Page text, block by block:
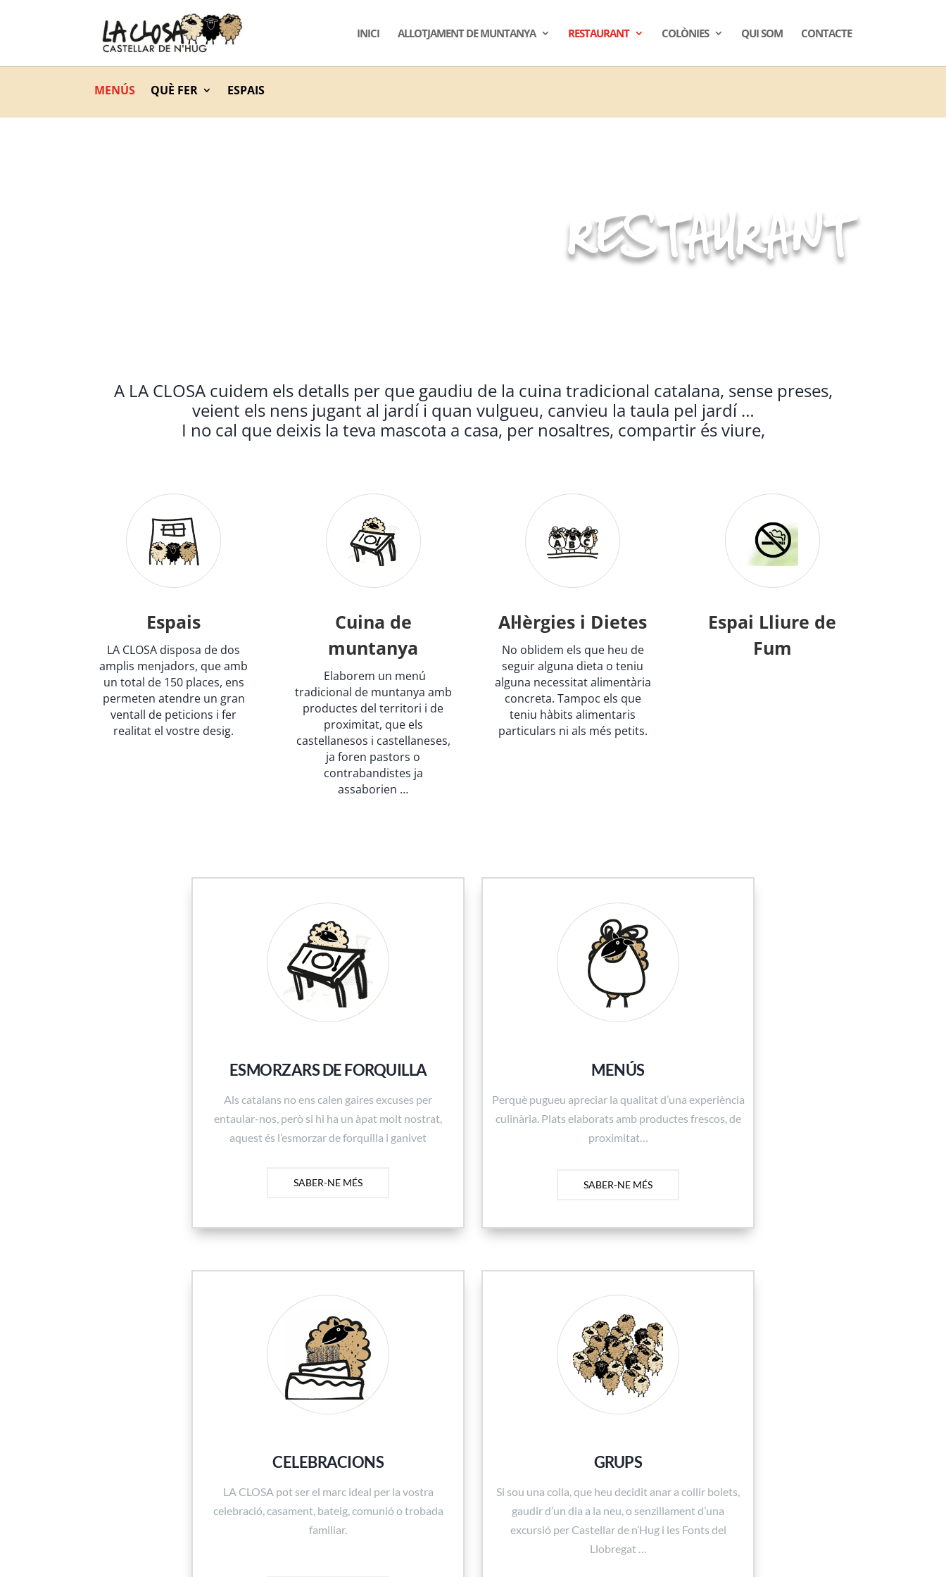
INICI ALLOTJAMENT DE MUNTANYA RESTAURANT COLÒNIES QUI SOM CONTACTE
MENÚS QUÈ FER ESPAIS
RESTAURANT
A LA CLOSA cuidem els detalls per que gaudiu de la cuina tradicional catalana, sense preses,
veient els nens jugant al jardí i quan vulgueu, canvieu la taula pel jardí …
I no cal que deixis la teva mascota a casa, per nosaltres, compartir és viure,
Espais
LA CLOSA disposa de dos
amplis menjadors, que amb
un total de 150 places, ens
permeten atendre un gran
ventall de peticions i fer
realitat el vostre desig.
Cuina de
muntanya
Elaborem un menú
tradicional de muntanya amb
productes del territori i de
proximitat, que els
castellanesos i castellaneses,
ja foren pastors o
contrabandistes ja
assaborien …
Al·lèrgies i Dietes
No oblidem els que heu de
seguir alguna dieta o teniu
alguna necessitat alimentària
concreta. Tampoc els que
teniu hàbits alimentaris
particulars ni als més petits.
Espai Lliure de
Fum
ESMORZARS DE FORQUILLA
Als catalans no ens calen gaires excuses per
entaular-nos, però si hi ha un àpat molt nostrat,
aquest és l’esmorzar de forquilla i ganivet
SABER-NE MÉS
MENÚS
Perquè pugueu apreciar la qualitat d’una experiència
culinària. Plats elaborats amb productes frescos, de
proximitat…
SABER-NE MÉS
CELEBRACIONS
LA CLOSA pot ser el marc ideal per la vostra
celebració, casament, bateig, comunió o trobada
familiar.
GRUPS
Si sou una colla, que heu decidit anar a collir bolets,
gaudir d’un dia a la neu, o senzillament d’una
excursió per Castellar de n’Hug i les Fonts del
Llobregat …